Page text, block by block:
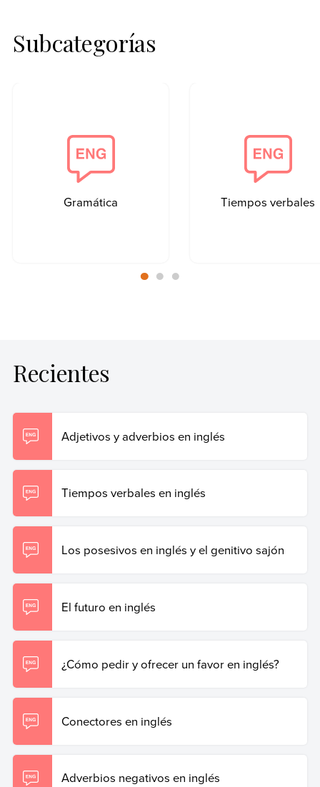
Subcategorías
Gramática Tiempos verbales
Recientes
Adjetivos y adverbios en inglés
Tiempos verbales en inglés
Los posesivos en inglés y el genitivo sajón
El futuro en inglés
¿Cómo pedir y ofrecer un favor en inglés?
Conectores en inglés
Adverbios negativos en inglés